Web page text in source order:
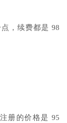
，续费都是 98
册的价格是 95